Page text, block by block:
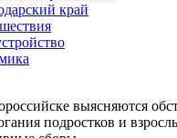
край
выясняются
подростков и